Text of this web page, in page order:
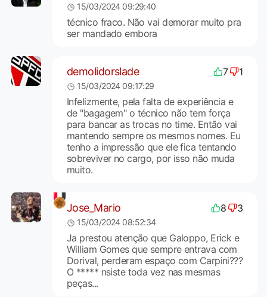
15/03/2024 09:29:40
técnico fraco. Não vai demorar muito pra
ser mandado embora
demolidorslade 7 1
15/03/2024 09:17:29
Infelizmente, pela falta de experiência e
de "bagagem" o técnico não tem força
para bancar as trocas no time. Então vai
mantendo sempre os mesmos nomes. Eu
tenho a impressão que ele fica tentando
sobreviver no cargo, por isso não muda
muito.
Jose_Mario 8 3
15/03/2024 08:52:34
Ja prestou atenção que Galoppo, Erick e
William Gomes que sempre entrava com
Dorival, perderam espaço com Carpini???
O ***** nsiste toda vez nas mesmas
peças...